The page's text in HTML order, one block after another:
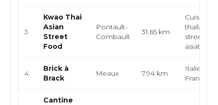
3
Kwao Thai
Asian
Street
Food
Pontault-
Combault
31.65 km
Cuisine
street
4
Brick à
Brack
Meaux 7.94 km
Italienne,
Française
Cantine